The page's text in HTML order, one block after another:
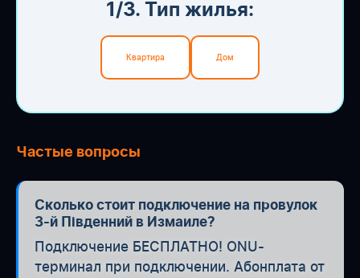
1/3. Тип жилья:
Квартира Дом
Частые вопросы
Сколько стоит подключение на провулок
3-й Південний в Измаиле?
Подключение БЕСПЛАТНО! ONU-
терминал при подключении. Абонплата от